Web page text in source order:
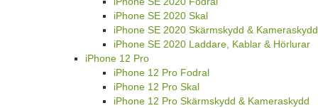
iPhone SE 2020 Skal
iPhone SE 2020 Skärmskydd & Kameraskydd
iPhone SE 2020 Laddare, Kablar & Hörlurar
iPhone 12 Pro
iPhone 12 Pro Fodral
iPhone 12 Pro Skal
iPhone 12 Pro Skärmskydd & Kameraskydd